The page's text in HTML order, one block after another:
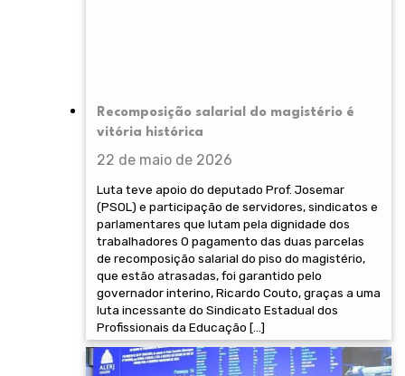
Recomposição salarial do magistério é
vitória histórica
22 de maio de 2026
Luta teve apoio do deputado Prof. Josemar
(PSOL) e participação de servidores, sindicatos e
parlamentares que lutam pela dignidade dos
trabalhadores O pagamento das duas parcelas
de recomposição salarial do piso do magistério,
que estão atrasadas, foi garantido pelo
governador interino, Ricardo Couto, graças a uma
luta incessante do Sindicato Estadual dos
Profissionais da Educação […]